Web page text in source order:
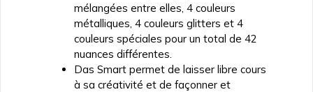
mélangées entre elles, 4 couleurs
métalliques, 4 couleurs glitters et 4
couleurs spéciales pour un total de 42
nuances différentes.
Das Smart permet de laisser libre cours
à sa créativité et de façonner et